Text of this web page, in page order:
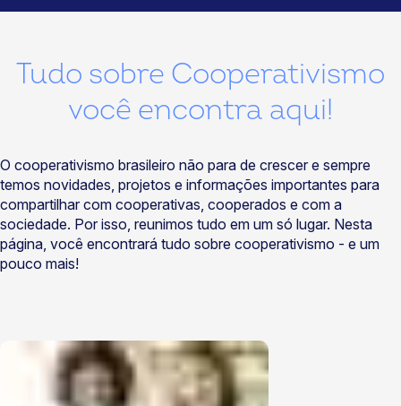
Tudo sobre Cooperativismo
você encontra aqui!
O cooperativismo brasileiro não para de crescer e sempre
temos novidades, projetos e informações importantes para
compartilhar com cooperativas, cooperados e com a
sociedade. Por isso, reunimos tudo em um só lugar. Nesta
página, você encontrará tudo sobre cooperativismo - e um
pouco mais!